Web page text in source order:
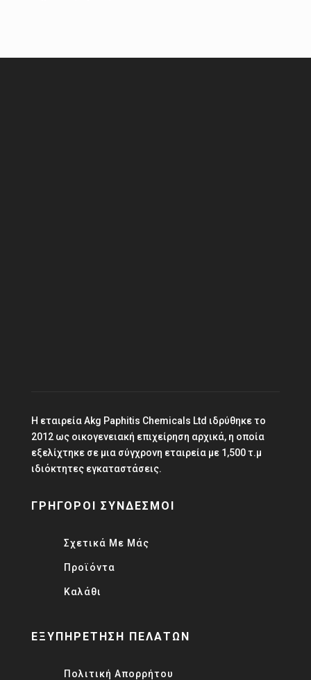
Η εταιρεία Akg Paphitis Chemicals Ltd ιδρύθηκε το
2012 ως οικογενειακή επιχείρηση αρχικά, η οποία
εξελίχτηκε σε μια σύγχρονη εταιρεία με 1,500 τ.μ
ιδιόκτητες εγκαταστάσεις.
ΓΡΗΓΟΡΟΙ ΣΥΝΔΕΣΜΟΙ
Σχετικά Με Μάς
Προϊόντα
Καλάθι
ΕΞΥΠΗΡΕΤΗΣΗ ΠΕΛΑΤΩΝ
Πολιτική Απορρήτου